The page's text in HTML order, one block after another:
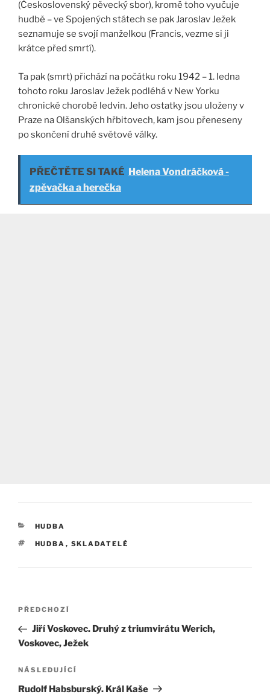
(Československý pěvecký sbor), kromě toho vyučuje
hudbě – ve Spojených státech se pak Jaroslav Ježek
seznamuje se svojí manželkou (Francis, vezme si ji
krátce před smrtí).
Ta pak (smrt) přichází na počátku roku 1942 – 1. ledna
tohoto roku Jaroslav Ježek podléhá v New Yorku
chronické chorobě ledvin. Jeho ostatky jsou uloženy v
Praze na Olšanských hřbitovech, kam jsou přeneseny
po skončení druhé světové války.
PŘEČTĚTE SI TAKÉ Helena Vondráčková -
zpěvačka a herečka
RUBRIKY
HUDBA
ŠTÍTKY
HUDBA , SKLADATELÉ
Navigace
příspěvek
Předchozí
příspěvek
PŘEDCHOZÍ
Jiří Voskovec. Druhý z triumvirátu Werich,
Voskovec, Ježek
Následující
příspěvek
NÁSLEDUJÍCÍ
Rudolf Habsburský. Král Kaše